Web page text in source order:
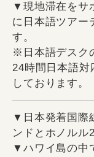
▼現地滞在をサ
に日本語ツアー
す。
※日本語デスク
24時間日本語対
しております。
▼日本発着国際
ンドとホノルル
▼ハワイ島の中